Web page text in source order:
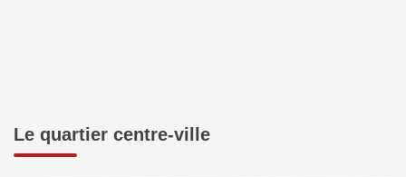
Le quartier centre-ville